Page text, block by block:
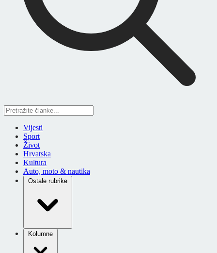
Vijesti
Sport
Život
Hrvatska
Kultura
Auto, moto & nautika
Ostale rubrike
Kolumne